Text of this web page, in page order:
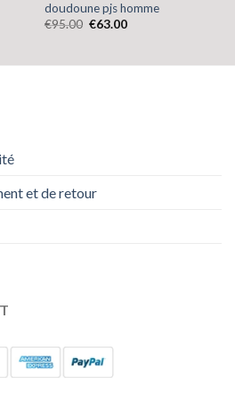
doudoune pjs homme
€95.00 €63.00
et de retour